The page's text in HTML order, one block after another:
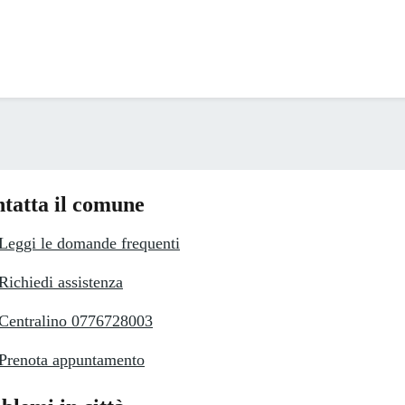
il comune
le domande frequenti
assistenza
0776728003
appuntamento